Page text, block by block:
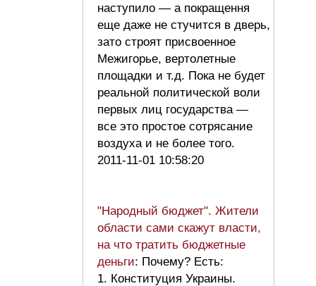
наступило — а покращення
еще даже не стучится в дверь,
зато строят присвоенное
Межигорье, вертолетные
площадки и т.д. Пока не будет
реальной политической воли
первых лиц государства —
все это простое сотрясание
воздуха и не более того.
2011-11-01 10:58:20
"Народный бюджет". Жители
области сами скажут власти,
на что тратить бюджетные
деньги: Почему? Есть:
1. Конституция Украины.